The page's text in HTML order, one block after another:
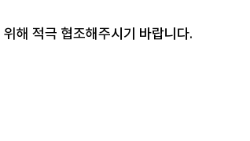
해 적극 협조해주시기 바랍니다.